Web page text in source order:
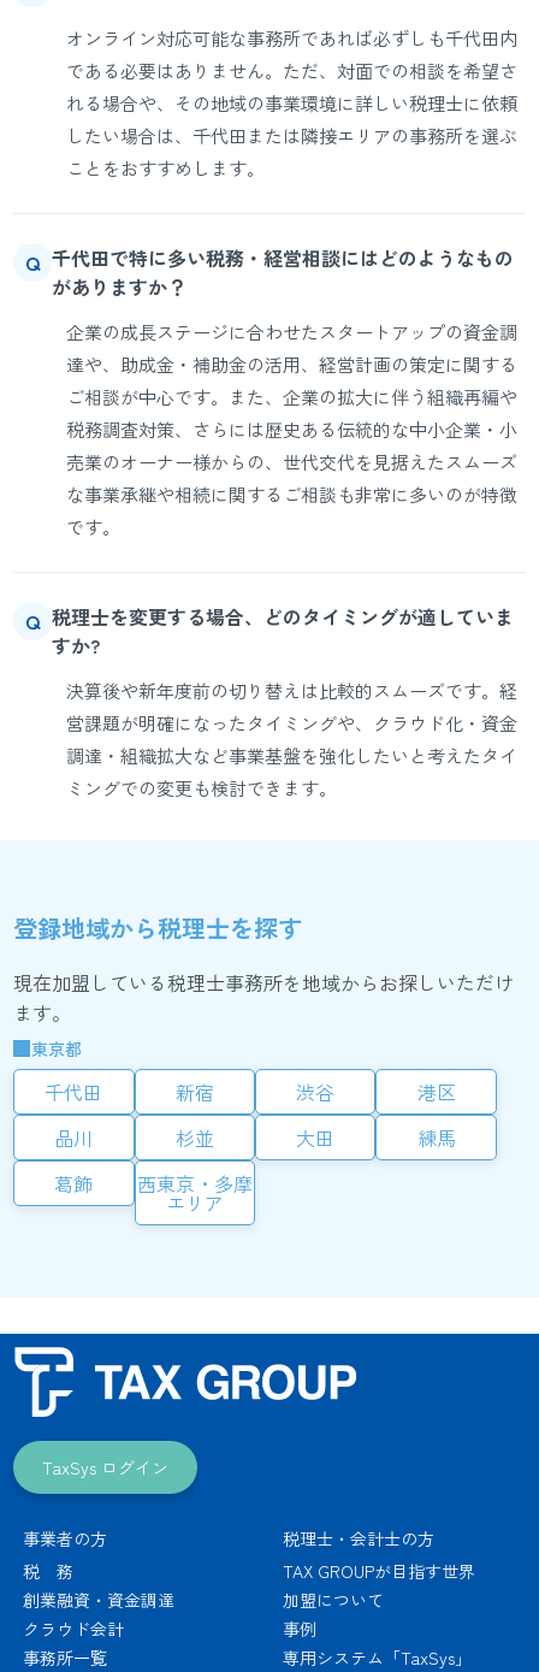
オンライン対応可能な事務所であれば必ずしも千代田内
である必要はありません。ただ、対面での相談を希望さ
れる場合や、その地域の事業環境に詳しい税理士に依頼
したい場合は、千代田または隣接エリアの事務所を選ぶ
ことをおすすめします。
Q 千代田で特に多い税務・経営相談にはどのようなもの
がありますか？
企業の成長ステージに合わせたスタートアップの資金調
達や、助成金・補助金の活用、経営計画の策定に関する
ご相談が中心です。また、企業の拡大に伴う組織再編や
税務調査対策、さらには歴史ある伝統的な中小企業・小
売業のオーナー様からの、世代交代を見据えたスムーズ
な事業承継や相続に関するご相談も非常に多いのが特徴
です。
Q 税理士を変更する場合、どのタイミングが適していま
すか?
決算後や新年度前の切り替えは比較的スムーズです。経
営課題が明確になったタイミングや、クラウド化・資金
調達・組織拡大など事業基盤を強化したいと考えたタイ
ミングでの変更も検討できます。
登録地域から税理士を探す
現在加盟している税理士事務所を地域からお探しいただけ
ます。
東京都
千代田 新宿 渋谷
港区
品川
杉並 大田
練馬
葛飾
西東京・多摩
エリア
TaxSys ログイン
事業者の方
税 務
創業融資・資金調達
クラウド会計
事務所一覧
税理士・会計士の方
TAX GROUPが目指す世界
加盟について
事例
専用システム「TaxSys」